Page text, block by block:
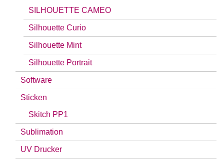
SILHOUETTE CAMEO
Silhouette Curio
Silhouette Mint
Silhouette Portrait
Software
Sticken
Skitch PP1
Sublimation
UV Drucker